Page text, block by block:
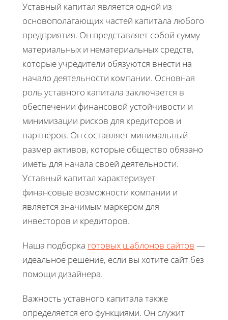
Уставный капитал является одной из
основополагающих частей капитала любого
предприятия. Он представляет собой сумму
материальных и нематериальных средств,
которые учредители обязуются внести на
начало деятельности компании. Основная
роль уставного капитала заключается в
обеспечении финансовой устойчивости и
минимизации рисков для кредиторов и
партнёров. Он составляет минимальный
размер активов, которые общество обязано
иметь для начала своей деятельности.
Уставный капитал характеризует
финансовые возможности компании и
является значимым маркером для
инвесторов и кредиторов.
Наша подборка готовых шаблонов сайтов —
идеальное решение, если вы хотите сайт без
помощи дизайнера.
Важность уставного капитала также
определяется его функциями. Он служит